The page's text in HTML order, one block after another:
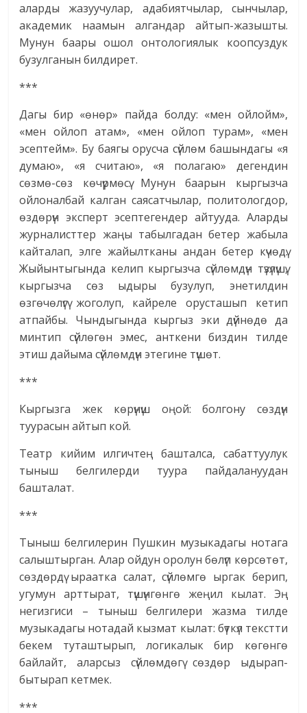
аларды жазуучулар, адабиятчылар, сынчылар,
академик наамын алгандар айтып-жазышты.
Мунун баары ошол онтологиялык коопсуздук
бузулганын билдирет.
***
Дагы бир «өнөр» пайда болду: «мен ойлойм»,
«мен ойлоп атам», «мен ойлоп турам», «мен
эсептейм». Бу баягы орусча сүйлөм башындагы «я
думаю», «я считаю», «я полагаю» дегендин
сөзмө-сөз көчүрмөсү. Мунун баарын кыргызча
ойлоналбай калган саясатчылар, политологдор,
өздөрүн эксперт эсептегендер айтууда. Аларды
журналисттер жаңы табылгадан бетер жабыла
кайталап, элге жайылтканы андан бетер күчөдү.
Жыйынтыгында келип кыргызча сүйлөмдүн түзүлүшү,
кыргызча сөз ыдыры бузулуп, энетилдин
өзгөчөлүгү жоголуп, кайреле орусташып кетип
атпайбы. Чындыгында кыргыз эки дүйнөдө да
минтип сүйлөгөн эмес, анткени биздин тилде
этиш дайыма сүйлөмдүн этегине түшөт.
***
Кыргызга жек көрүнүш оңой: болгону сөздүн
туурасын айтып кой.
Театр кийим илгичтең башталса, сабаттуулук
тыныш белгилерди туура пайдалануудан
башталат.
***
Тыныш белгилерин Пушкин музыкадагы нотага
салыштырган. Алар ойдун оролун бөлүп көрсөтөт,
сөздөрдү ыраатка салат, сүйлөмгө ыргак берип,
угумун арттырат, түшүнгөнгө жеңил кылат. Эң
негизгиси – тыныш белгилери жазма тилде
музыкадагы нотадай кызмат кылат: бүткүл текстти
бекем туташтырып, логикалык бир көгөнгө
байлайт, аларсыз сүйлөмдөгү сөздөр ыдырап-
бытырап кетмек.
***